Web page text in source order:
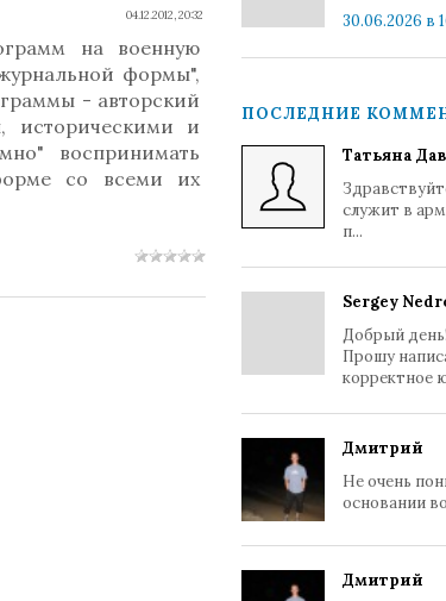
04.12.2012, 20:32
на военную
формы",
- авторский
историческими и
воспринимать
со всеми их
30.06.2026 в
ПОСЛЕДНИЕ
Татьяна
служит в
п...
Sergey
Добрый день!
Прошу
корректное
Дмитрий
Не очень
основании
Дмитрий